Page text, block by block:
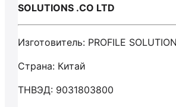
SOLUTIONS .CO LTD
Изготовитель: PROFILE
Страна: Китай
ТНВЭД: 9031803800